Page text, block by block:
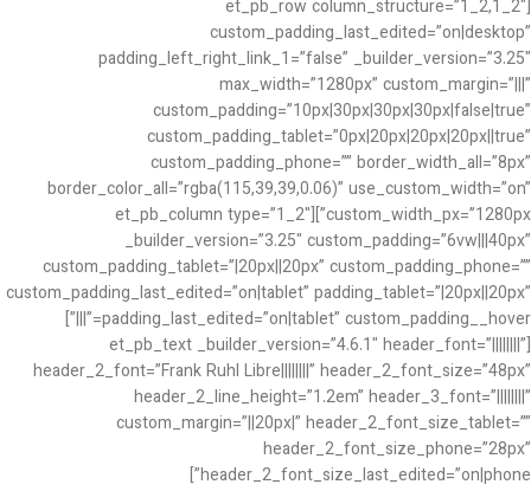
[et_pb_row column_structure=”1_2,1_2″
custom_padding_last_edited=”on|desktop”
padding_left_right_link_1=”false” _builder_version=”3.25″
max_width=”1280px” custom_margin=”|||”
custom_padding=”10px|30px|30px|30px|false|true”
custom_padding_tablet=”0px|20px|20px|20px||true”
custom_padding_phone=”” border_width_all=”8px”
border_color_all=”rgba(115,39,39,0.06)” use_custom_width=”on”
custom_width_px=”1280px”][et_pb_column type=”1_2″
_builder_version=”3.25″ custom_padding=”6vw|||40px”
custom_padding_tablet=”|20px||20px” custom_padding_phone=””
custom_padding_last_edited=”on|tablet” padding_tablet=”|20px||20px”
padding_last_edited=”on|tablet” custom_padding__hover=”|||”]
[et_pb_text _builder_version=”4.6.1″ header_font=”||||||||”
header_2_font=”Frank Ruhl Libre||||||||” header_2_font_size=”48px”
header_2_line_height=”1.2em” header_3_font=”||||||||”
custom_margin=”||20px|” header_2_font_size_tablet=””
header_2_font_size_phone=”28px”
header_2_font_size_last_edited=”on|phone”]